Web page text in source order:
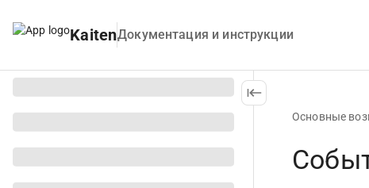
KaitenДокументация и инструкции
Основные